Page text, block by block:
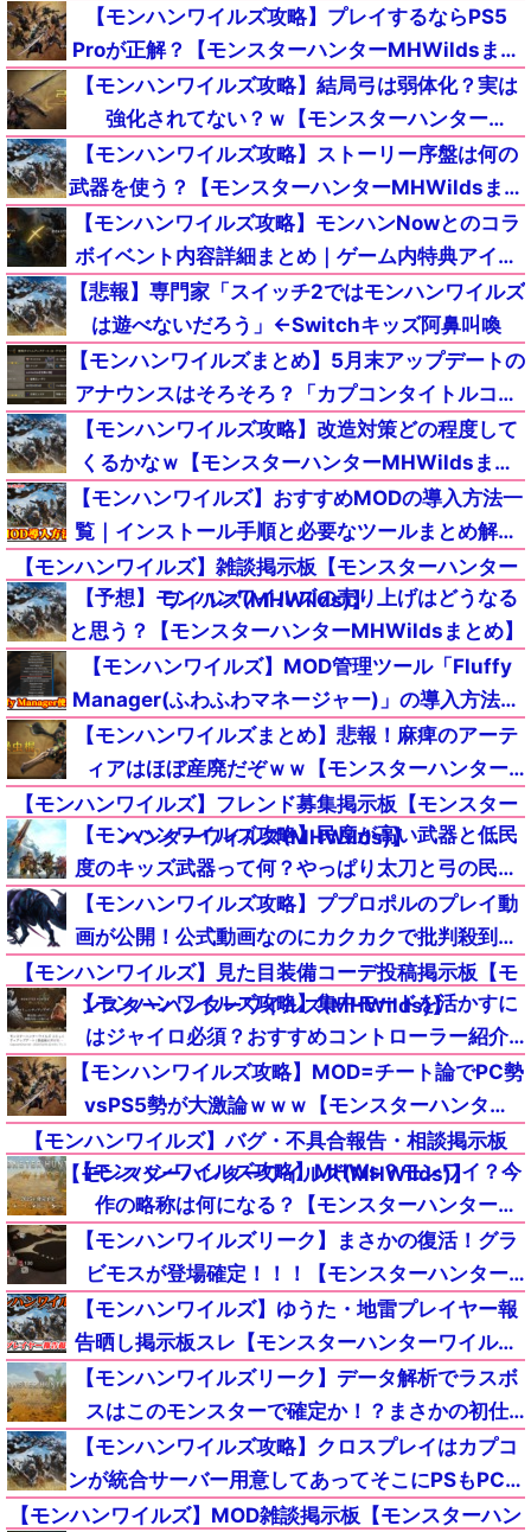
【MHWildsチート改造】
【モンハンワイルズ攻略】プレイするならPS5
Proが正解？【モンスターハンターMHWildsまと
め】
【モンハンワイルズ攻略】結局弓は弱体化？実は
強化されてない？ｗ【モンスターハンター
MHWildsまとめ】
【モンハンワイルズ攻略】ストーリー序盤は何の
武器を使う？【モンスターハンターMHWildsまと
め】
【モンハンワイルズ攻略】モンハンNowとのコラ
ボイベント内容詳細まとめ｜ゲーム内特典アイテ
ムが入手【モンスターハンターMHWildsまとめ】
【悲報】専門家「スイッチ2ではモンハンワイルズ
は遊べないだろう」←Switchキッズ阿鼻叫喚
【モンハンワイルズまとめ】5月末アップデートの
アナウンスはそろそろ？「カプコンタイトルコラ
ボ」の内容【モンスターハンターMHWilds】
【モンハンワイルズ攻略】改造対策どの程度して
くるかなｗ【モンスターハンターMHWildsまと
め】
【モンハンワイルズ】おすすめMODの導入方法一
覧｜インストール手順と必要なツールまとめ解説
【MHWildsチート改造】
【モンハンワイルズ】雑談掲示板【モンスターハンター
ワイルズ(MHWilds)】
【予想】モンハンワイルズの売り上げはどうなる
と思う？【モンスターハンターMHWildsまとめ】
【モンハンワイルズ】MOD管理ツール「Fluffy
Manager(ふわふわマネージャー)」の導入方法と
使い方｜起動しない(落ちる)時のエラー不具合の
対策対処【MHWildsチート改造】
【モンハンワイルズまとめ】悲報！麻痺のアーテ
ィアはほぼ産廃だぞｗｗ【モンスターハンター
MHWilds】
【モンハンワイルズ】フレンド募集掲示板【モンスター
ハンターワイルズ(MHWilds)】
【モンハンワイルズ攻略】民度が高い武器と低民
度のキッズ武器って何？やっぱり太刀と弓の民度
低いかな？ｗｗｗ【モンスターハンターMHWilds
まとめ】
【モンハンワイルズ攻略】ププロポルのプレイ動
画が公開！公式動画なのにカクカクで批判殺到ｗ
ｗｗ【モンスターハンターMHWildsまとめ】
【モンハンワイルズ】見た目装備コーデ投稿掲示板【モ
ンスターハンターワイルズ(MHWilds)】
【モンハンワイルズ攻略】集中モードを活かすに
はジャイロ必須？おすすめコントローラー紹介
【モンスターハンターMHWildsまとめ】
【モンハンワイルズ攻略】MOD=チート論でPC勢
vsPS5勢が大激論ｗｗｗ【モンスターハンター
MHWildsまとめ】
【モンハンワイルズ】バグ・不具合報告・相談掲示板
【モンスターハンターワイルズ(MHWilds)】
【モンハンワイルズ攻略】MHWs？モンワイ？今
作の略称は何になる？【モンスターハンター
MHWildsまとめ】
【モンハンワイルズリーク】まさかの復活！グラ
ビモスが登場確定！！！【モンスターハンター
MHWildsまとめ】
【モンハンワイルズ】ゆうた・地雷プレイヤー報
告晒し掲示板スレ【モンスターハンターワイルズ
(MHWilds)】
【モンハンワイルズリーク】データ解析でラスボ
スはこのモンスターで確定か！？まさかの初仕
様！！！【モンスターハンターMHWildsまとめ】
【モンハンワイルズ攻略】クロスプレイはカプコ
ンが統合サーバー用意してあってそこにPSもPCも
アクセスするのか？？？【モンスターハンター
【モンハンワイルズ】MOD雑談掲示板【モンスターハン